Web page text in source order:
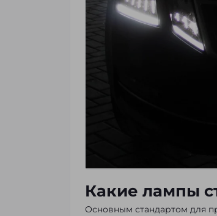
Какие лампы
Основным стандартом для